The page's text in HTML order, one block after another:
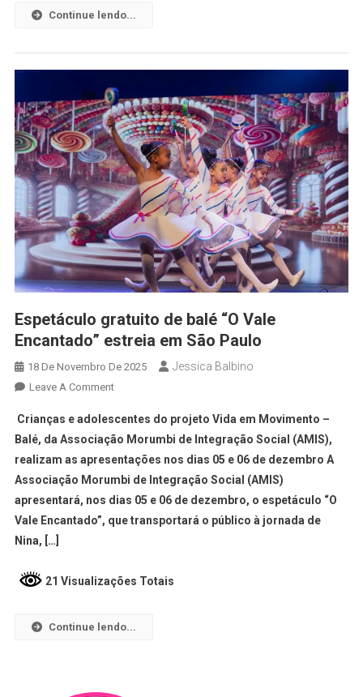
Continue lendo...
Espetáculo gratuito de balé “O Vale
Encantado” estreia em São Paulo
18 De Novembro De 2025 Jessica Balbino
Leave A Comment
Crianças e adolescentes do projeto Vida em Movimento –
Balé, da Associação Morumbi de Integração Social (AMIS),
realizam as apresentações nos dias 05 e 06 de dezembro A
Associação Morumbi de Integração Social (AMIS)
apresentará, nos dias 05 e 06 de dezembro, o espetáculo “O
Vale Encantado”, que transportará o público à jornada de
Nina, […]
21 Visualizações Totais
Continue lendo...